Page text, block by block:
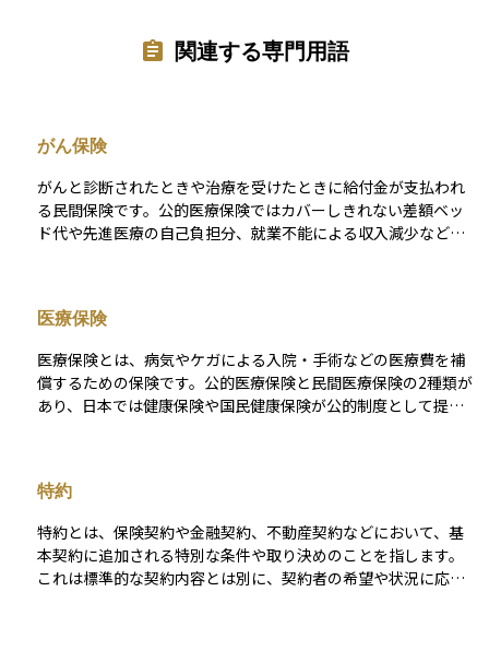
関連する専門用語
がん保険
がんと診断されたときや治療を受けたときに給付金が支払われ
る民間保険です。公的医療保険ではカバーしきれない差額ベッ
ド代や先進医療の自己負担分、就業不能による収入減少など、
よって保険料が決まります。 更新型と終身型があり、更新型は
一定年齢で保険料が上がる一方、終身型は加入時の保険料が一
生続くため、長期的な負担の見通しを立てることが大切です。
がん治療は医療技術の進歩で入院期間が短くなり通院や薬物療
法が中心になる傾向があるため、保障内容が現在の治療実態に
医療保険
医療保険とは、病気やケガによる入院・手術などの医療費を補
償するための保険です。公的医療保険と民間医療保険の2種類が
あり、日本では健康保険や国民健康保険が公的制度として提供
の医療費負担を軽減するために重要な役割を果たします。
特約
特約とは、保険契約や金融契約、不動産契約などにおいて、基
本契約に追加される特別な条件や取り決めのことを指します。
これは標準的な契約内容とは別に、契約者の希望や状況に応じ